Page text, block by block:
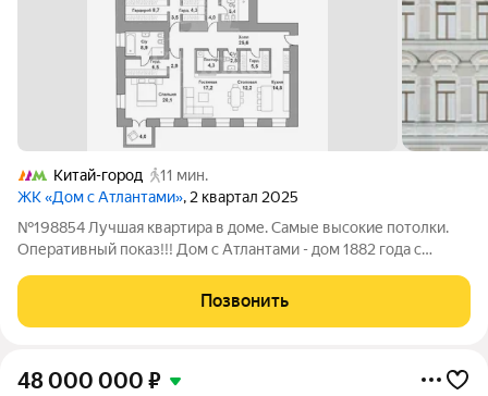
Китай-город
11 мин.
ЖК «Дом с Атлантами», 2 квартал 2025
№198854 Лучшая квартира в доме. Самые высокие потолки.
Оперативный показ!!! Дом с Атлантами - дом 1882 года с
Белоснежный фасад фокусирует внимание на богатстве
деталей барельефа, замысловатой
Позвонить
48 000 000 ₽